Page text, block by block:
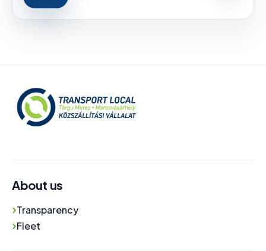
About us
›Transparency
›Fleet